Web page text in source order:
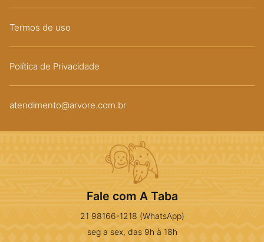
Termos de uso
Política de Privacidade
atendimento@arvore.com.br
Fale com A Taba
21 98166-1218 (WhatsApp)
seg a sex, das 9h à 18h